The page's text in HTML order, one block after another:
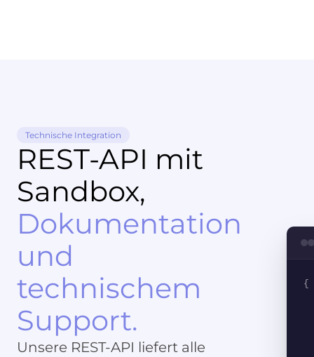
Technische Integration
REST-API mit
Sandbox,
Dokumentation
und
technischem
Support.
Unsere REST-API liefert alle
{